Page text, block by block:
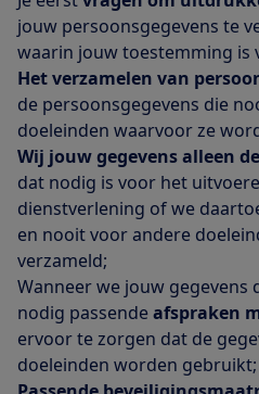
jouw persoonsgegevens te
waarin jouw toestemming is
Het verzamelen van
de persoonsgegevens die
doeleinden waarvoor ze
Wij jouw gegevens alleen
dat nodig is voor het
dienstverlening of we
en nooit voor andere
verzameld;
Wanneer we jouw gegevens
nodig passendeafspraken
ervoor te zorgen dat de
doeleinden worden gebruikt;